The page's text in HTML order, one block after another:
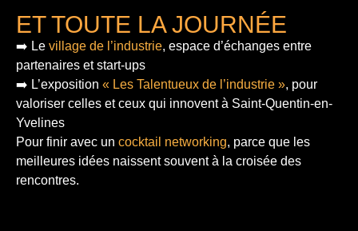
ET TOUTE LA JOURNÉE
➡️ Le village de l’industrie, espace d’échanges entre
partenaires et start-ups
➡️ L’exposition « Les Talentueux de l’industrie », pour
valoriser celles et ceux qui innovent à Saint-Quentin-en-
Yvelines
Pour finir avec un cocktail networking, parce que les
meilleures idées naissent souvent à la croisée des
rencontres.